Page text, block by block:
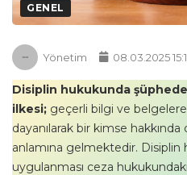
GENEL
Yönetim 08.03.2025
Disiplin hukukunda
ilkesi; geçerli bilgi ve
dayanılarak bir kimse
anlamına gelmektedir. Disiplin
uygulanması ceza